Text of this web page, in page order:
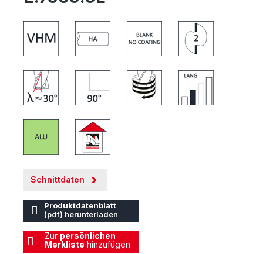
Schnittdaten
Produktdatenblatt
(pdf) herunterladen
Zur persönlichen
Merkliste hinzufügen